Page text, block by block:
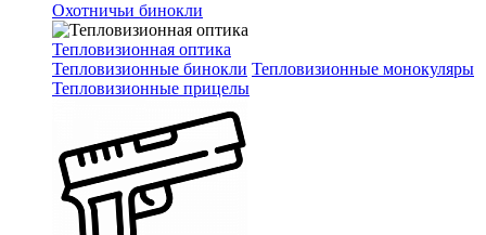
Охотничьи бинокли
Тепловизионная оптика
Тепловизионные бинокли Тепловизионные монокуляры
Тепловизионные прицелы